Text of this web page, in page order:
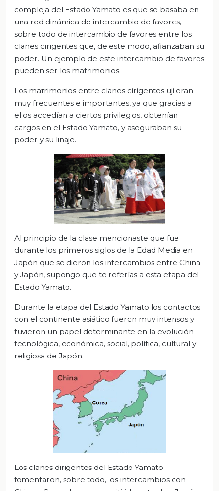
compleja del Estado Yamato es que se basaba en
una red dinámica de intercambio de favores,
sobre todo de intercambio de favores entre los
clanes dirigentes que, de este modo, afianzaban su
poder. Un ejemplo de este intercambio de favores
pueden ser los matrimonios.
Los matrimonios entre clanes dirigentes uji eran
muy frecuentes e importantes, ya que gracias a
ellos accedían a ciertos privilegios, obtenían
cargos en el Estado Yamato, y aseguraban su
poder y su linaje.
Al principio de la clase mencionaste que fue
durante los primeros siglos de la Edad Media en
Japón que se dieron los intercambios entre China
y Japón, supongo que te referías a esta etapa del
Estado Yamato.
Durante la etapa del Estado Yamato los contactos
con el continente asiático fueron muy intensos y
tuvieron un papel determinante en la evolución
tecnológica, económica, social, política, cultural y
religiosa de Japón.
Los clanes dirigentes del Estado Yamato
fomentaron, sobre todo, los intercambios con